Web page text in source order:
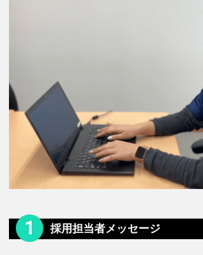
1 採用担当者メッセージ